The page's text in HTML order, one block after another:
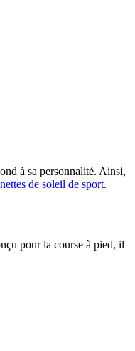
à sa personnalité. Ainsi,
de soleil de sport.
pour la course à pied, il